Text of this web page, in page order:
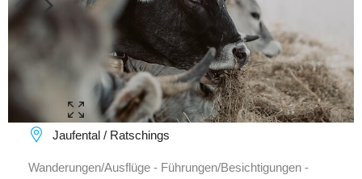
Jaufental / Ratschings
Wanderungen/Ausflüge - Führungen/Besichtigungen -